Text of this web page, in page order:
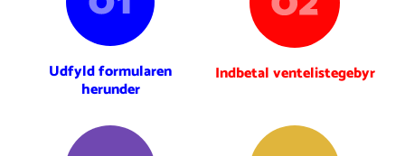
Udfyld formularen
herunder
Indbetal ventelistegebyr